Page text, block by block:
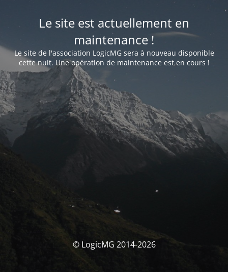
Le site est actuellement en
maintenance !
Le site de l'association LogicMG sera à nouveau disponible
cette nuit. Une opération de maintenance est en cours !
© LogicMG 2014-2026